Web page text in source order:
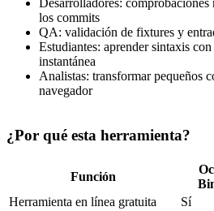
Desarrolladores: comprobaciones
los commits
QA: validación de fixtures y
Estudiantes: aprender sintaxis
instantánea
Analistas: transformar pequeños
navegador
¿Por qué esta herramienta?
Función
Herramienta en línea gratuita
Sí